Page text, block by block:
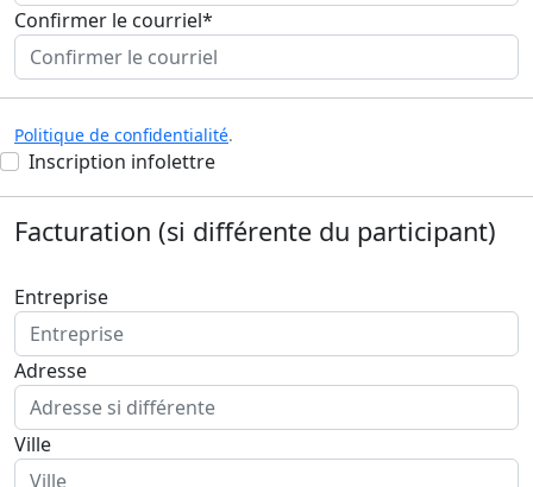
Confirmer le courriel*
Politique de confidentialité.
Inscription infolettre
Facturation (si différente du participant)
Entreprise
Adresse
Ville